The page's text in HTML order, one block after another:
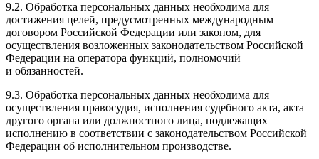
9.2. Обработка персональных данных необходима для
достижения целей, предусмотренных международным
договором Российской Федерации или законом, для
осуществления возложенных законодательством Российской
Федерации на оператора функций, полномочий
и обязанностей.
9.3. Обработка персональных данных необходима для
осуществления правосудия, исполнения судебного акта, акта
другого органа или должностного лица, подлежащих
исполнению в соответствии с законодательством Российской
Федерации об исполнительном производстве.